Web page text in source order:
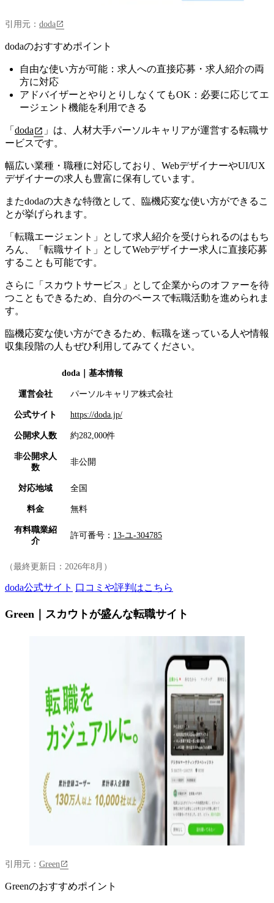
引用元： doda
dodaのおすすめポイント
自由な使い方が可能：求人への直接応募・求人紹介の両
方に対応
アドバイザーとやりとりしなくてもOK：必要に応じてエ
ージェント機能を利用できる
「 doda
」は、人材大手パーソルキャリアが運営する転職サ
ービスです。
幅広い業種・職種に対応しており、WebデザイナーやUI/UX
デザイナーの求人も豊富に保有しています。
またdodaの大きな特徴として、 臨機応変な使い方ができるこ
とが挙げられます。
「転職エージェント」として求人紹介を受けられるのはもち
ろん、「転職サイト」としてWebデザイナー求人に直接応募
することも可能です。
さらに「スカウトサービス」として企業からのオファーを待
つこともできるため、自分のペースで転職活動を進められま
す。
臨機応変な使い方ができるため、転職を迷っている人や情報
収集段階の人もぜひ利用してみてください。
doda｜基本情報
運営会社 パーソルキャリア株式会社
公式サイト https://doda.jp/
公開求人数 約282,000件
非公開求人
数
非公開
対応地域 全国
料金 無料
有料職業紹
介
許可番号： 13-ユ-304785
（最終更新日： 2026年8月 ）
doda公式サイト 口コミや評判はこちら
Green｜スカウトが盛んな転職サイト
引用元： Green
Greenのおすすめポイント